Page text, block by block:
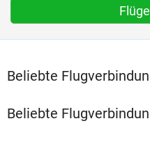
Beliebte
Beliebte